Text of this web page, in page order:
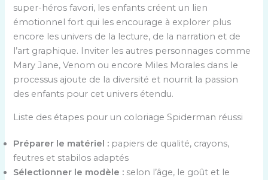
super-héros favori, les enfants créent un lien
émotionnel fort qui les encourage à explorer plus
encore les univers de la lecture, de la narration et de
l’art graphique. Inviter les autres personnages comme
Mary Jane, Venom ou encore Miles Morales dans le
processus ajoute de la diversité et nourrit la passion
des enfants pour cet univers étendu.
Liste des étapes pour un coloriage Spiderman réussi
Préparer le matériel : papiers de qualité, crayons,
feutres et stabilos adaptés
Sélectionner le modèle : selon l’âge, le goût et le